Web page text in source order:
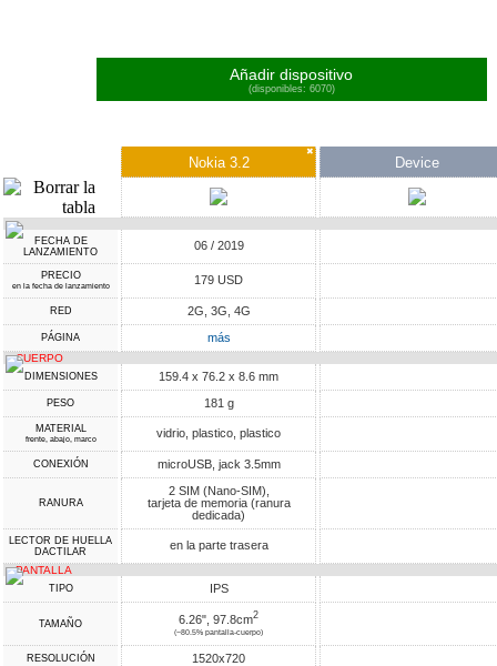
Añadir dispositivo
(disponibles: 6070)
✖
Nokia 3.2 Device
FECHA DE
LANZAMIENTO
06 / 2019
PRECIO
en la fecha de lanzamiento 179 USD
RED 2G, 3G, 4G
PÁGINA más
CUERPO
DIMENSIONES 159.4 x 76.2 x 8.6 mm
PESO 181 g
MATERIAL
frente, abajo, marco vidrio, plastico, plastico
CONEXIÓN microUSB, jack 3.5mm
RANURA
2 SIM (Nano-SIM),
tarjeta de memoria (ranura
dedicada)
LECTOR DE HUELLA
DACTILAR
en la parte trasera
PANTALLA
TIPO IPS
TAMAÑO 6.26", 97.8cm2
(~80.5% pantalla-cuerpo)
RESOLUCIÓN 1520x720